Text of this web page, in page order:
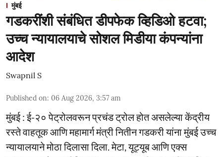
मुंबई
गडकरींशी संबंधित डीपफेक व्हिडिओ हटवा;
उच्च न्यायालयाचे सोशल मिडीया कंपन्यांना
आदेश
Swapnil S
Published on: 06 Aug 2026, 3:57 am
मुंबई : ई-२० पेट्रोलवरून प्रचंड ट्रोल होत असलेल्या केंद्रीय
रस्ते वाहतूक आणि महामार्ग मंत्री नितीन गडकरी यांना मुंबई उच्च
न्यायालयाने मोठा दिलासा दिला. मेटा, यूट्यूब आणि एक्स